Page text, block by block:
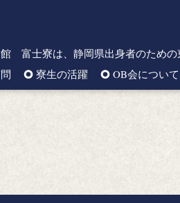
富士寮は、静岡県出身者のための
寮生の活躍 OB会について